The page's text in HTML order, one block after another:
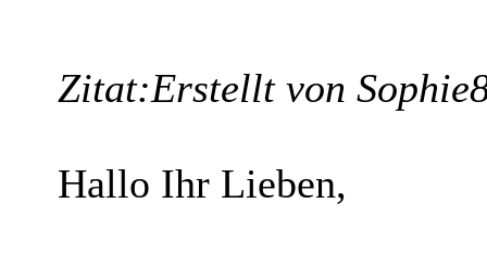
Zitat:Erstellt von
Hallo Ihr Lieben,